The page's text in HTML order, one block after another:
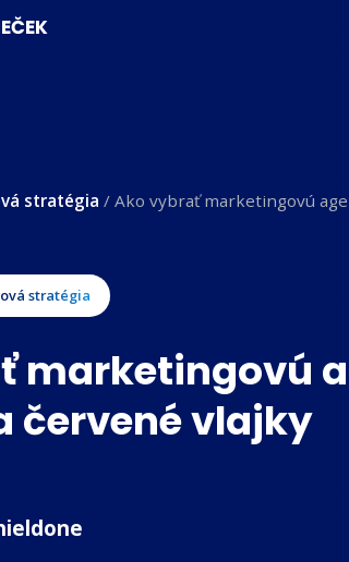
stratégia / Ako vybrať marketingovú
stratégia
marketingovú
červené vlajky